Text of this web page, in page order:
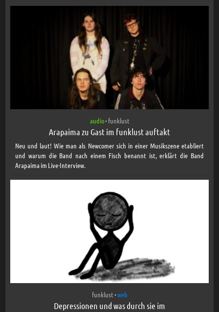
audio• funklust
Arapaima zu Gast im funklust auftakt
Neu und laut! Wie man als Newcomer sich in einer Musikszene etabliert
und warum die Band nach einem Fisch benannt ist, erklärt die Band
Arapaima im Live-Interview.
funklust•web
Depressionen und was durch sie im